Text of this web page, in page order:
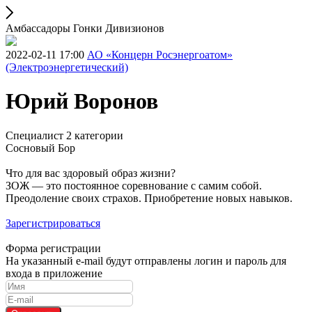
Амбассадоры Гонки Дивизионов
2022-02-11 17:00 АО «Концерн Росэнергоатом»
(Электроэнергетический)
Юрий Воронов
Специалист 2 категории
Сосновый Бор
Что для вас здоровый образ жизни?
ЗОЖ — это постоянное соревнование с самим собой.
Преодоление своих страхов. Приобретение новых навыков.
Зарегистрироваться
Форма регистрации
На указанный e-mail будут отправлены логин и пароль для
входа в приложение